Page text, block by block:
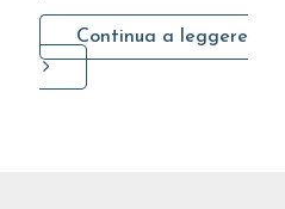
Continua a leggere